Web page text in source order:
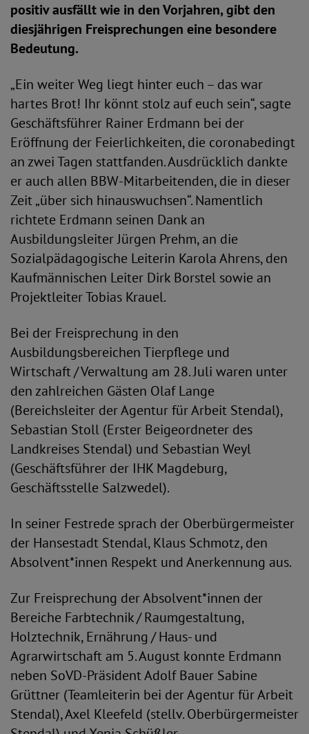
positiv ausfällt wie in den Vorjahren, gibt den
diesjährigen Freisprechungen eine besondere
Bedeutung.
„Ein weiter Weg liegt hinter euch – das war
hartes Brot! Ihr könnt stolz auf euch sein“, sagte
Geschäftsführer Rainer Erdmann bei der
Eröffnung der Feierlichkeiten, die coronabedingt
an zwei Tagen stattfanden. Ausdrücklich dankte
er auch allen BBW-Mitarbeitenden, die in dieser
Zeit „über sich hinauswuchsen“. Namentlich
richtete Erdmann seinen Dank an
Ausbildungsleiter Jürgen Prehm, an die
Sozialpädagogische Leiterin Karola Ahrens, den
Kaufmännischen Leiter Dirk Borstel sowie an
Projektleiter Tobias Krauel.
Bei der Freisprechung in den
Ausbildungsbereichen Tierpflege und
Wirtschaft / Verwaltung am 28. Juli waren unter
den zahlreichen Gästen Olaf Lange
(Bereichsleiter der Agentur für Arbeit Stendal),
Sebastian Stoll (Erster Beigeordneter des
Landkreises Stendal) und Sebastian Weyl
(Geschäftsführer der IHK Magdeburg,
Geschäftsstelle Salzwedel).
In seiner Festrede sprach der Oberbürgermeister
der Hansestadt Stendal, Klaus Schmotz, den
Absolvent*innen Respekt und Anerkennung aus.
Zur Freisprechung der Absolvent*innen der
Bereiche Farbtechnik / Raumgestaltung,
Holztechnik, Ernährung / Haus- und
Agrarwirtschaft am 5. August konnte Erdmann
neben SoVD-Präsident Adolf Bauer Sabine
Grüttner (Teamleiterin bei der Agentur für Arbeit
Stendal), Axel Kleefeld (stellv. Oberbürgermeister